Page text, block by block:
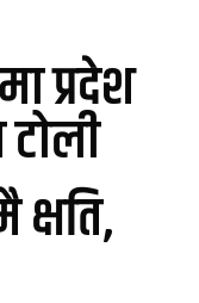
प्रदेश